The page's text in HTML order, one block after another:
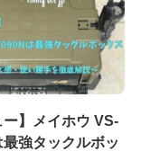
ー】メイホウ VS-
強タックルボッ